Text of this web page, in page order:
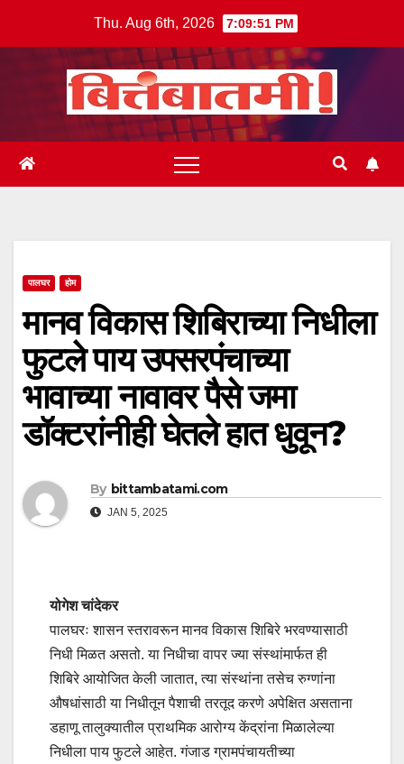
Thu. Aug 6th, 2026 7:09:52 PM
पालघर होम
मानव विकास शिबिराच्या निधीला
फुटले पाय उपसरपंचाच्या
भावाच्या नावावर पैसे जमा
डॉक्टरांनीही घेतले हात धुवून?
By bittambatami.com
JAN 5, 2025
योगेश चांदेकर
पालघरः शासन स्तरावरून मानव विकास शिबिरे भरवण्यासाठी
निधी मिळत असतो. या निधीचा वापर ज्या संस्थांमार्फत ही
शिबिरे आयोजित केली जातात, त्या संस्थांना तसेच रुग्णांना
औषधांसाठी या निधीतून पैशाची तरतूद करणे अपेक्षित असताना
डहाणू तालुक्यातील प्राथमिक आरोग्य केंद्रांना मिळालेल्या
निधीला पाय फुटले आहेत. गंजाड ग्रामपंचायतीच्या